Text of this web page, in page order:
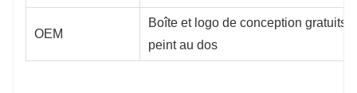
OEM
Boîte et logo de conception gratuits,
peint au dos